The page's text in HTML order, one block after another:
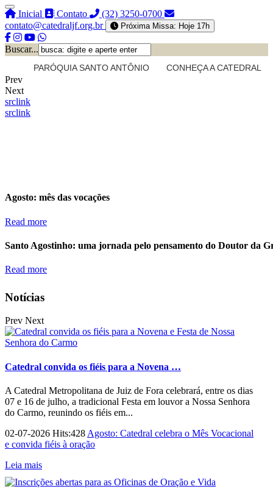
Inicial Contato
(32) 3250-0700
contato@catedraljf.org.br
Próxima Missa: Hoje 17h
Buscar...
PARÓQUIA SANTO ANTÔNIO CONHEÇA A CATEDRAL
Prev
Next
srclink
srclink
Agosto: mês das vocações
Read more
Santo Agostinho: uma jornada pelo pensamento do Doutor da
Read more
Notícias
Prev Next
Catedral convida os fiéis para a Novena …
A Catedral Metropolitana de Juiz de Fora celebrará, entre os dias
07 e 16 de julho, a tradicional Festa em louvor a Nossa Senhora
do Carmo, reunindo os fiéis em...
02-07-2026 Hits:428 Agosto: Catedral celebra o Mês Vocacional
e convida fiéis à oração
Leia mais